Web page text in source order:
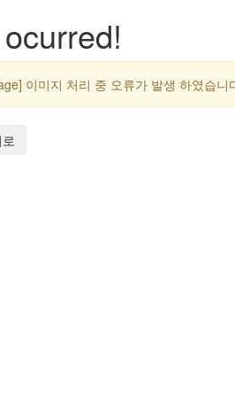
이미지 처리 중 오류가 발생 하였습니